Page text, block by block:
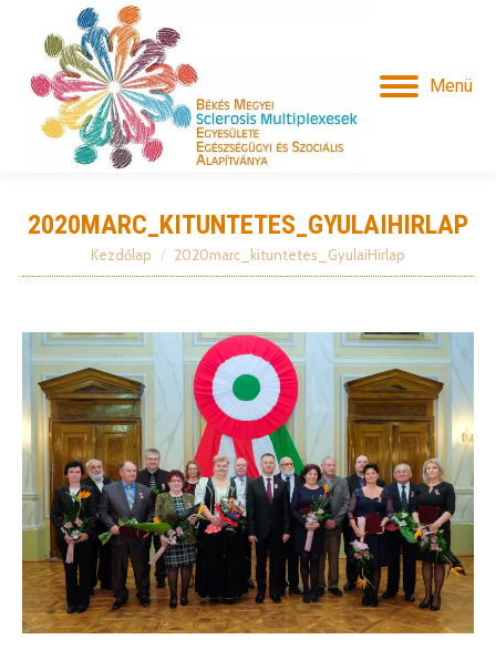
Menü
2020MARC_KITUNTETES_GYULAIHIRLAP
Itt vagy:
Kezdőlap 2020marc_kituntetes_GyulaiHirlap